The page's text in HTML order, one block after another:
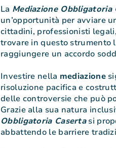
La Mediazione Obbligatoria
un’opportunità per avviare
cittadini, professionisti
trovare in questo strumento
raggiungere un accordo
Investire nella mediazione
risoluzione pacifica e
delle controversie che può
Grazie alla sua natura
Obbligatoria Casertasi
abbattendo le barriere